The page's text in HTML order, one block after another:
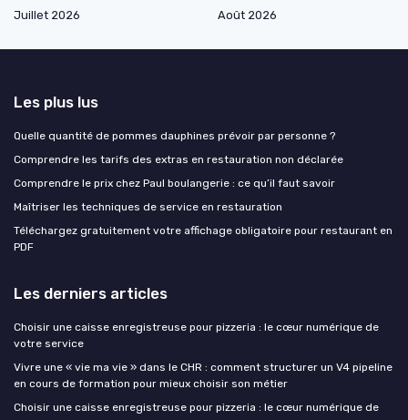
Juillet 2026
Août 2026
Les plus lus
Quelle quantité de pommes dauphines prévoir par personne ?
Comprendre les tarifs des extras en restauration non déclarée
Comprendre le prix chez Paul boulangerie : ce qu’il faut savoir
Maîtriser les techniques de service en restauration
Téléchargez gratuitement votre affichage obligatoire pour restaurant en
PDF
Les derniers articles
Choisir une caisse enregistreuse pour pizzeria : le cœur numérique de
votre service
Vivre une « vie ma vie » dans le CHR : comment structurer un V4 pipeline
en cours de formation pour mieux choisir son métier
Choisir une caisse enregistreuse pour pizzeria : le cœur numérique de